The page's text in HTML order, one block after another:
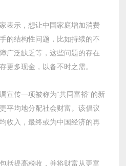
表示，想让中国家庭增加消费
的结构性问题，比如持续的不
广泛缺乏等，这些问题的存在
更多现金，以备不时之需。
宣传一项被称为“共同富裕”的新
平均地分配社会财富。该倡议
收入，最终或为中国经济的再
括提高税收，并将财富从更富